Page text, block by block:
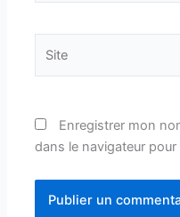
Enregistrer mon
dans le navigateur